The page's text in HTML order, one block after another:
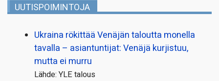
UUTISPOIMINTOJA
Ukraina rökittää Venäjän taloutta monella
tavalla – asiantuntijat: Venäjä kurjistuu,
mutta ei murru
Lähde: YLE talous